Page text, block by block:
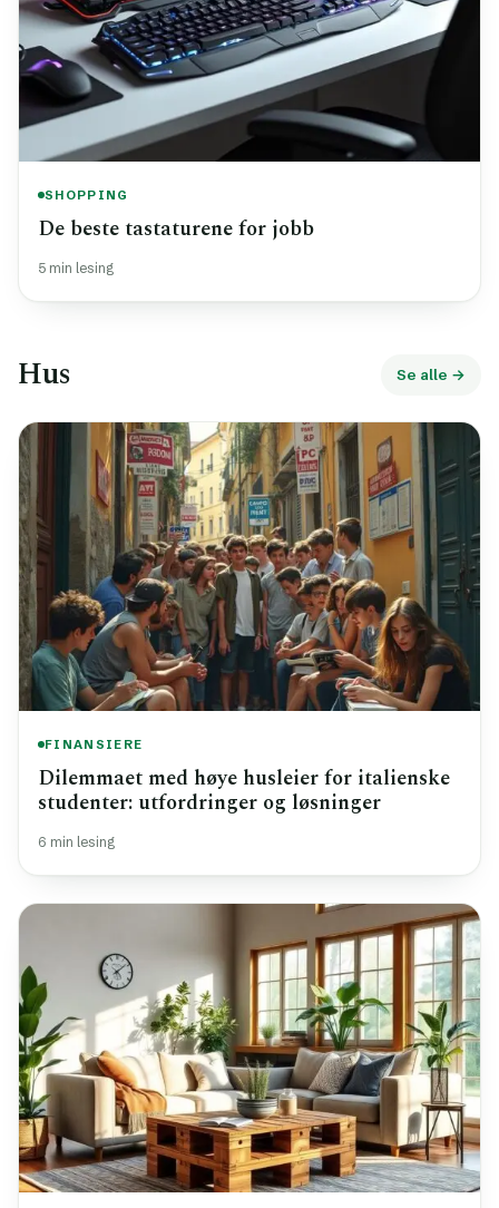
SHOPPING
De beste tastaturene for jobb
5 min lesing
Hus Se alle →
FINANSIERE
Dilemmaet med høye husleier for italienske
studenter: utfordringer og løsninger
6 min lesing